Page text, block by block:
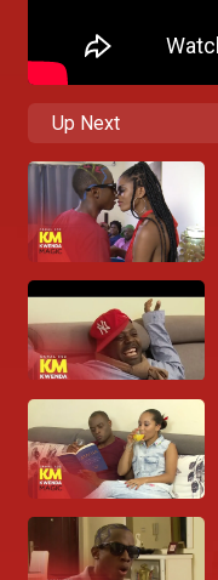
Up Next